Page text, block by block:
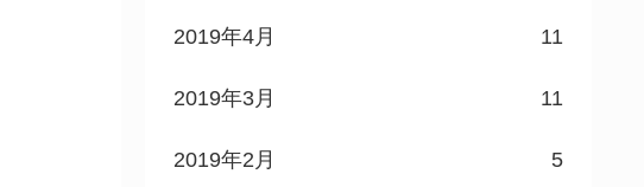
2019年4月 11
2019年3月 11
2019年2月 5